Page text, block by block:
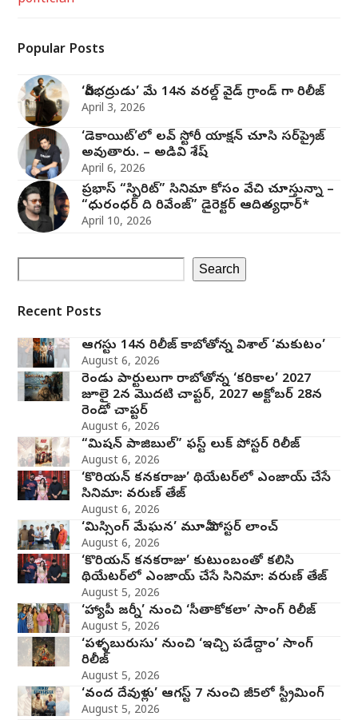
Popular Posts
‘వీరభద్రుడు’ మే 14న వరల్డ్ వైడ్ గ్రాండ్ గా రిలీజ్
April 3, 2026
‘డెకాయిట్’లో లవ్ స్టోరీ యాక్షన్ చూసి సర్‌ప్రైజ్
అవుతారు. – అడివి శేష్
April 6, 2026
ప్రభాస్ “స్పిరిట్” సినిమా కోసం వేచి చూస్తున్నా –
“ధురంధర్ ది రివేంజ్” డైరెక్టర్ ఆదిత్యధార్*
April 10, 2026
Search
Recent Posts
ఆగస్టు 14న రిలీజ్ కాబోతోన్న విశాల్ ‘మకుటం’
August 6, 2026
రెండు పార్టులుగా రాబోతోన్న ‘కరికాల’ 2027
జూలై 2న మొదటి చాప్టర్‌, 2027 అక్టోబర్ 28న
రెండో చాప్టర్
August 6, 2026
“మిషన్ పాజిబుల్” ఫస్ట్ లుక్ పోస్టర్ రిలీజ్
August 6, 2026
‘కొరియన్ కనకరాజు’ థియేటర్‌లో ఎంజాయ్ చేసే
సినిమా: వరుణ్ తేజ్
August 6, 2026
‘మిస్సింగ్ మేఘన’ మూవీ పోస్టర్ లాంచ్
August 6, 2026
‘కొరియన్ కనకరాజు’ కుటుంబంతో కలిసి
థియేటర్‌లో ఎంజాయ్ చేసే సినిమా: వరుణ్ తేజ్
August 5, 2026
‘హ్యాపీ జర్నీ’ నుంచి ‘సీతాకోకలా’ సాంగ్ రిలీజ్
August 5, 2026
‘పళ్ళబురుసు’ నుంచి ‘ఇచ్చి పడేద్దాం’ సాంగ్
రిలీజ్
August 5, 2026
‘వంద దేవుళ్లు’ ఆగస్ట్ 7 నుంచి జీ5లో స్ట్రీమింగ్
August 5, 2026